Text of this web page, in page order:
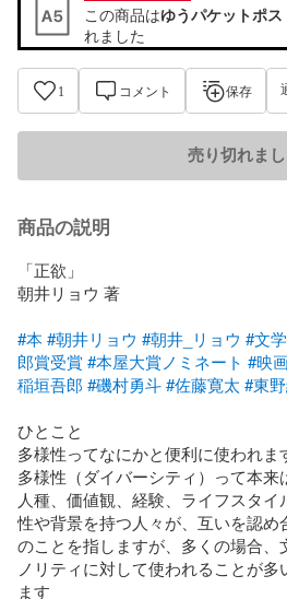
この商品はゆうパケットポ
れました
1 コメント 保存
売り切れま
商品の説明
「正欲」
朝井リョウ 著
#本#朝井リョウ #朝井_リョウ #文学
郎賞受賞#本屋大賞ノミネート #映
稲垣吾郎 #磯村勇斗#佐藤寛太 #東
ひとこと
多様性ってなにかと便利に使われま
多様性（ダイバーシティ）って本来
人種、価値観、経験、ライフスタ
性や背景を持つ人々が、互いを認
のことを指しますが、多くの場合、
ノリティに対して使われることが
ます